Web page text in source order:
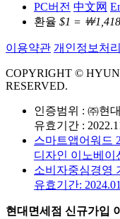
PC버전 中文网
환율 $1 = ￦
이용약관 개인정보처
COPYRIGHT ©
RESERVED.
인증범위 : ㈜현
유효기간 :
스마트앱어워드
디자인 이노베이
소비자중심경영
유효기간:
현대면세점 신규가입